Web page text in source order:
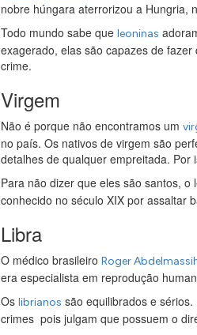
nobre húngara aterrorizou a Hungria,
Todo mundo sabe que leoninas
exagerado, elas são capazes de
crime.
Virgem
Não é porque não encontramos um
no país. Os nativos de virgem são
detalhes de qualquer empreitada.
Para não dizer que eles são santos,
conhecido no século XIX por assaltar
Libra
O médico brasileiro Roger
era especialista em reprodução
Os librianos são equilibrados e
crimes pois julgam que possuem o